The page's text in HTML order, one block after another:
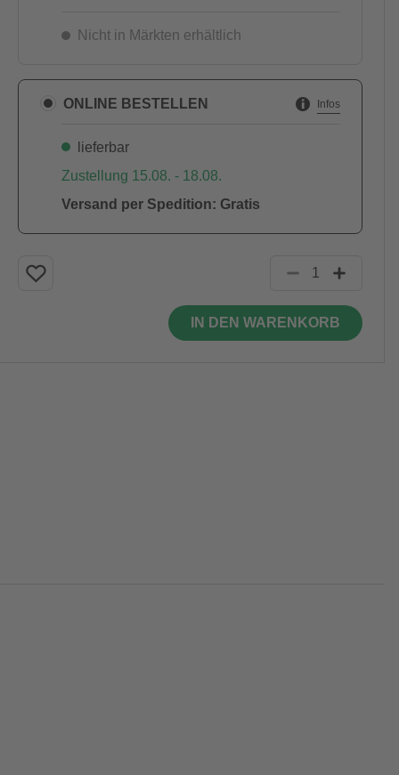
Nicht in Märkten erhältlich
ONLINE BESTELLEN Infos
lieferbar
Zustellung 15.08. - 18.08.
Versand per Spedition: Gratis
IN DEN WARENKORB